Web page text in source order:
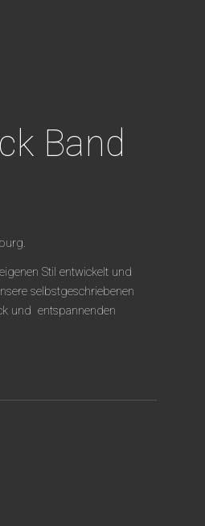
Band
Stil entwickelt und
selbstgeschriebenen
und entspannenden